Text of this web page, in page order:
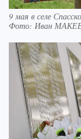
9 мая в селе
Фото: Иван